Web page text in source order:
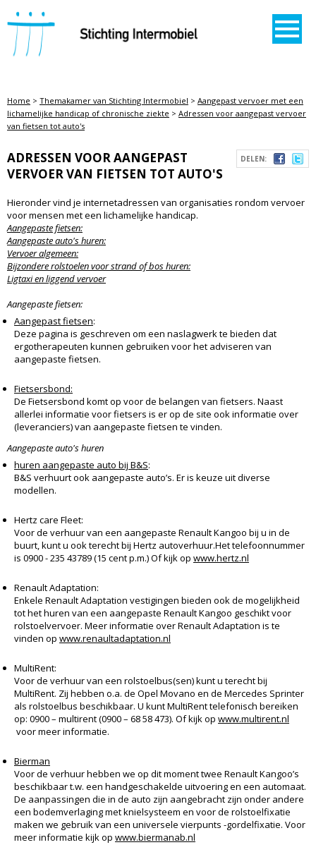
STICHTING INTERMOBIEL
Home > Themakamer van Stichting Intermobiel > Aangepast vervoer met een
lichamelijke handicap of chronische ziekte > Adressen voor aangepast vervoer
van fietsen tot auto's
DELEN:
ADRESSEN VOOR AANGEPAST
VERVOER VAN FIETSEN TOT AUTO'S
Hieronder vind je internetadressen van organisaties rondom vervoer
voor mensen met een lichamelijke handicap.
Aangepaste fietsen:
Aangepaste auto's huren:
Vervoer algemeen:
Bijzondere rolstoelen voor strand of bos huren:
Ligtaxi en liggend vervoer
Aangepaste fietsen:
Aangepast fietsen:
Deze pagina is geschreven om een naslagwerk te bieden dat
ergotherapeuten kunnen gebruiken voor het adviseren van
aangepaste fietsen.
Fietsersbond:
De Fietsersbond komt op voor de belangen van fietsers. Naast
allerlei informatie voor fietsers is er op de site ook informatie over
(leveranciers) van aangepaste fietsen te vinden.
Aangepaste auto's huren
huren aangepaste auto bij B&S:
B&S verhuurt ook aangepaste auto’s. Er is keuze uit diverse
modellen.
Hertz care Fleet:
Voor de verhuur van een aangepaste Renault Kangoo bij u in de
buurt, kunt u ook terecht bij Hertz autoverhuur.Het telefoonnummer
is 0900 - 235 43789 (15 cent p.m.) Of kijk op www.hertz.nl
Renault Adaptation:
Enkele Renault Adaptation vestigingen bieden ook de mogelijkheid
tot het huren van een aangepaste Renault Kangoo geschikt voor
rolstoelvervoer. Meer informatie over Renault Adaptation is te
vinden op www.renaultadaptation.nl
MultiRent:
Voor de verhuur van een rolstoelbus(sen) kunt u terecht bij
MultiRent. Zij hebben o.a. de Opel Movano en de Mercedes Sprinter
als rolstoelbus beschikbaar. U kunt MultiRent telefonisch bereiken
op: 0900 – multirent (0900 – 68 58 473). Of kijk op www.multirent.nl
voor meer informatie.
Bierman
Voor de verhuur hebben we op dit moment twee Renault Kangoo’s
beschikbaar t.w. een handgeschakelde uitvoering en een automaat.
De aanpassingen die in de auto zijn aangebracht zijn onder andere
een bodemverlaging met knielsysteem en voor de rolstoelfixatie
maken we gebruik van een universele vierpunts -gordelfixatie. Voor
meer informatie kijk op www.biermanab.nl